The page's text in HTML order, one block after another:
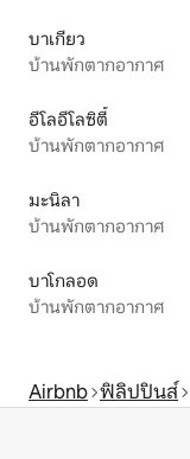
บาเกียว
บ้านพักตากอากาศ
อีโลอีโลซิตี้
บ้านพักตากอากาศ
มะนิลา
บ้านพักตากอากาศ
บาโกลอด
บ้านพักตากอากาศ
Airbnb ฟิลิปปินส์